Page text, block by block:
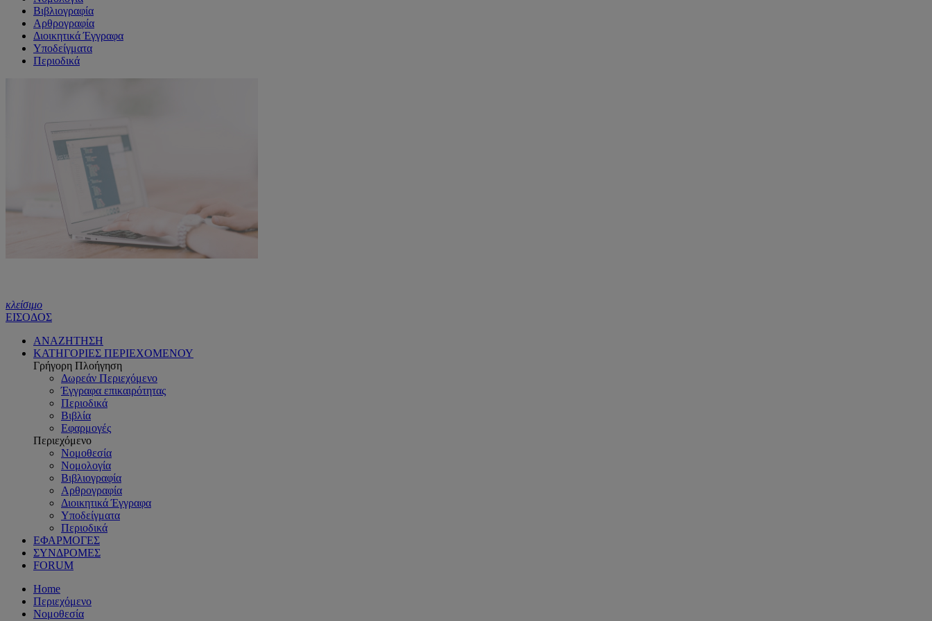
Βιβλιογραφία
Αρθρογραφία
Διοικητικά Έγγραφα
Υποδείγματα
Περιοδικά
κλείσιμο
ΕΙΣΟΔΟΣ
ΑΝΑΖΗΤΗΣΗ
ΚΑΤΗΓΟΡΙΕΣ ΠΕΡΙΕΧΟΜΕΝΟΥ
Γρήγορη Πλοήγηση
Δωρεάν Περιεχόμενο
Έγγραφα επικαιρότητας
Περιοδικά
Βιβλία
Εφαρμογές
Περιεχόμενο
Νομοθεσία
Νομολογία
Βιβλιογραφία
Αρθρογραφία
Διοικητικά Έγγραφα
Υποδείγματα
Περιοδικά
ΕΦΑΡΜΟΓΕΣ
ΣΥΝΔΡΟΜΕΣ
FORUM
Home
Περιεχόμενο
Νομοθεσία